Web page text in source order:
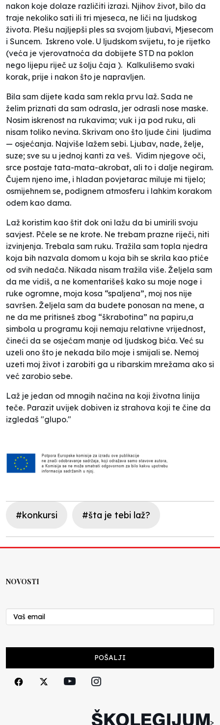
nakon koje dolaze različiti izrazi. Njihov život, bilo da
traje nekoliko sati ili tri mjeseca, ne liči na ljudskog
života. Plešu najljepši ples sa svojom ljubavi, Mjesecom
i Suncem. Iskreno vole. U ljudskom svijetu, to je rijetko
(veća je vjerovatnoća da dobijete STD na poklon
nego lijepu riječ uz šolju čaja ). Kalkulišemo svaki
korak, prije i nakon što je napravljen.
Bila sam dijete kada sam rekla prvu laž. Sada ne
želim priznati da sam odrasla, jer odrasli nose maske.
Nosim iskrenost na rukavima; vuk i ja pod ruku, ali
nisam toliko nevina. Skrivam ono što ljude čini ljudima
— osjećanja. Najviše lažem sebi. Ljubav, nade, želje,
suze; sve su u jednoj kanti za veš. Vidim njegove oči,
srce postaje tata-mata-akrobat, ali to i dalje negiram.
Čujem njeno ime, i hladan povjetarac miluje mi tijelo;
osmijehnem se, podignem atmosferu i lahkim korakom
odem kao dama.
Laž koristim kao štit dok oni lažu da bi umirili svoju
savjest. Pčele se ne krote. Ne trebam prazne riječi, niti
izvinjenja. Trebala sam ruku. Tražila sam topla njedra
koja bih nazvala domom u koja bih se skrila kao ptiće
od svih nedača. Nikada nisam tražila više. Željela sam
da me vidiš, a ne komentarišeš kako su moje noge i
ruke ogromne, moja kosa “spaljena”, moj nos nije
savršen. Željela sam da budete ponosan na mene, a
ne da me pritisneš zbog “škrabotina” na papiru,a
simbola u programu koji nemaju relativne vrijednost,
čineći da se osjećam manje od ljudskog bića. Već su
uzeli ono što je nekada bilo moje i smijali se. Nemoj
uzeti moj život i zarobiti ga u ribarskim mrežama ako si
već zarobio sebe.
Laž je jedan od mnogih načina na koji životna linija
teče. Parazit uvijek dobiven iz strahova koji te čine da
izgledaš "glupo."
#konkursi #šta je tebi laž?
NOVOSTI
POŠALJI
>